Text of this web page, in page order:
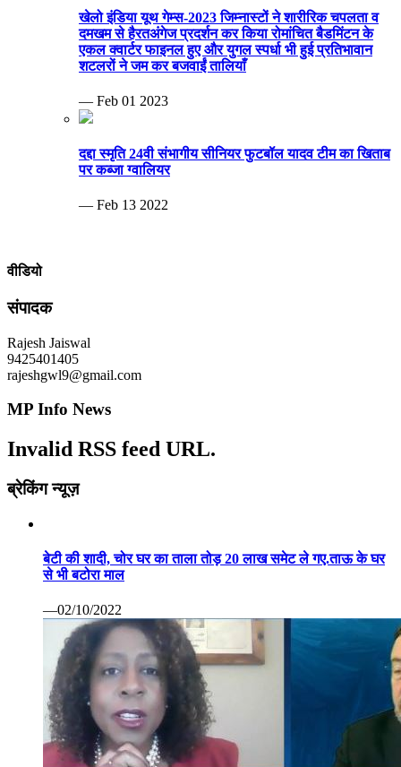
खेलो इंडिया यूथ गेम्स-2023 जिम्नास्टों ने शारीरिक चपलता व
दमखम से हैरतअंगेज प्रदर्शन कर किया रोमांचित बैडमिंटन के
एकल क्वार्टर फाइनल हुए और युगल स्पर्धा भी हुई प्रतिभावान
शटलरों ने जम कर बजवाईं तालियाँ
— Feb 01 2023
दद्दा स्मृति 24वी संभागीय सीनियर फुटबॉल यादव टीम का खिताब
पर कब्जा ग्वालियर
— Feb 13 2022
वीडियो
संपादक
Rajesh Jaiswal
9425401405
rajeshgwl9@gmail.com
MP Info News
Invalid RSS feed URL.
ब्रेकिंग न्यूज़
बेटी की शादी, चोर घर का ताला तोड़ 20 लाख समेट ले गए.ताऊ के घर
से भी बटोरा माल
—02/10/2022